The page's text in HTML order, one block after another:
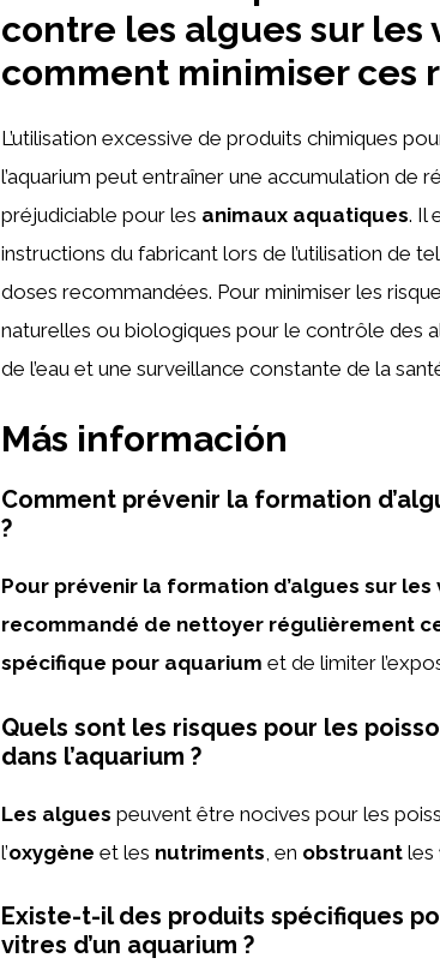
contre les algues sur les
comment minimiser ces
L’utilisation excessive de produits chimiques
l’aquarium peut entraîner une accumulation de
préjudiciable pour les animaux aquatiques. Il
instructions du fabricant lors de l’utilisation de
doses recommandées. Pour minimiser les
naturelles ou biologiques pour le contrôle des
de l’eau et une surveillance constante de la
Más información
Comment prévenir la formation
?
Pour prévenir la formation d’algues sur
recommandé de nettoyer régulièrement
spécifique pour aquarium et de limiter
Quels sont les risques pour les
dans l’aquarium ?
Les algues peuvent être nocives pour les
l’oxygène et les nutriments , en obstruant les
Existe-t-il des produits spécifiques
vitres d’un aquarium ?